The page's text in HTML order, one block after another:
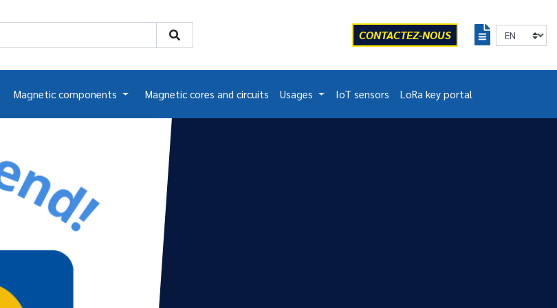
CONTACTEZ-NOUS
Magnetic components Magnetic cores and circuits Usages IoT sensors LoRa key portal